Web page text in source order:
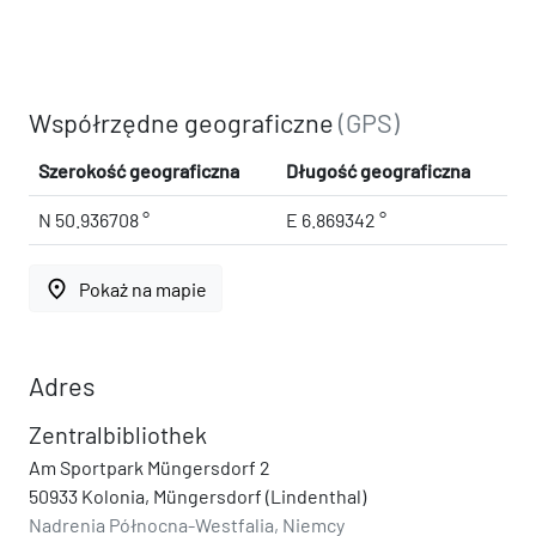
Współrzędne geograficzne(GPS)
Szerokość geograficzna Długość geograficzna
N 50.936708 ° E 6.869342 °
place Pokaż na mapie
Adres
Zentralbibliothek
Am Sportpark Müngersdorf 2
50933 Kolonia, Müngersdorf (Lindenthal)
Nadrenia Północna-Westfalia, Niemcy